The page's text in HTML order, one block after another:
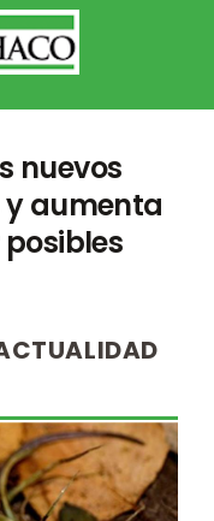
nuevos
aumenta